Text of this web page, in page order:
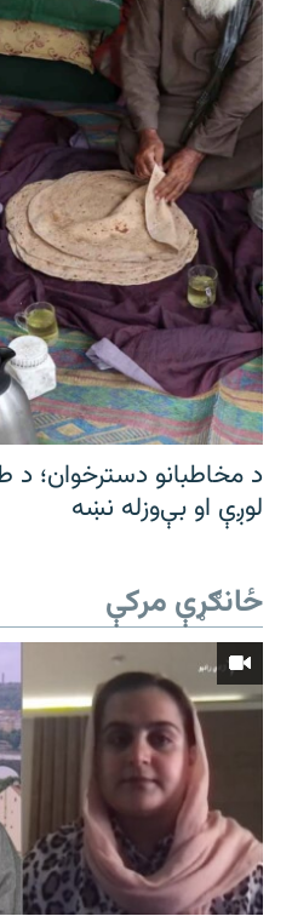
د مخاطبانو دسترخوان؛ د
لوږې او بې‌وزله نښه
ځانګړې مرکې